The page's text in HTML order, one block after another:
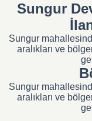
Sungur
Sungur
aralıkları ve
Sungur
aralıkları ve